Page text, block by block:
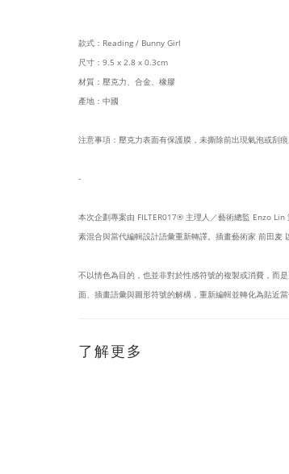
款式：Reading / Bunny Girl
尺寸：9.5 x 2.8 x 0.3cm
材質：壓克力、合金、橡膠
產地：中國
注意事項：壓克力表面有保護膜，未撕除前出現氣泡或刮痕
-
本次企劃專案由 FILTER017® 主理人／藝術總監 Enzo
素混合與當代編輯設計語彙重新轉譯。插畫藝術家 前田麦
不以情色為目的，也並非對於性感符號的複製或消費，而
面、插畫語彙與圖形符號的解構，重新編輯並轉化為貼近
了解更多